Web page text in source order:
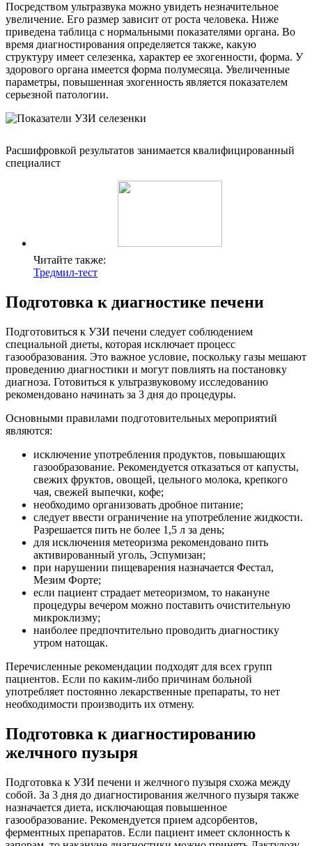
Посредством ультразвука можно увидеть незначительное
увеличение. Его размер зависит от роста человека. Ниже
приведена таблица с нормальными показателями органа. Во
время диагностирования определяется также, какую
структуру имеет селезенка, характер ее эхогенности, форма. У
здорового органа имеется форма полумесяца. Увеличенные
параметры, повышенная эхогенность является показателем
серьезной патологии.
Расшифровкой результатов занимается квалифицированный
специалист
Читайте также:
Тредмил-тест
Подготовка к диагностике печени
Подготовиться к УЗИ печени следует соблюдением
специальной диеты, которая исключает процесс
газообразования. Это важное условие, поскольку газы мешают
проведению диагностики и могут повлиять на постановку
диагноза. Готовиться к ультразвуковому исследованию
рекомендовано начинать за 3 дня до процедуры.
Основными правилами подготовительных мероприятий
являются:
исключение употребления продуктов, повышающих
газообразование. Рекомендуется отказаться от капусты,
свежих фруктов, овощей, цельного молока, крепкого
чая, свежей выпечки, кофе;
необходимо организовать дробное питание;
следует ввести ограничение на употребление жидкости.
Разрешается пить не более 1,5 л за день;
для исключения метеоризма рекомендовано пить
активированный уголь, Эспумизан;
при нарушении пищеварения назначается Фестал,
Мезим Форте;
если пациент страдает метеоризмом, то накануне
процедуры вечером можно поставить очистительную
микроклизму;
наиболее предпочтительно проводить диагностику
утром натощак.
Перечисленные рекомендации подходят для всех групп
пациентов. Если по каким-либо причинам больной
употребляет постоянно лекарственные препараты, то нет
необходимости производить их отмену.
Подготовка к диагностированию
желчного пузыря
Подготовка к УЗИ печени и желчного пузыря схожа между
собой. За 3 дня до диагностирования желчного пузыря также
назначается диета, исключающая повышенное
газообразование. Рекомендуется прием адсорбентов,
ферментных препаратов. Если пациент имеет склонность к